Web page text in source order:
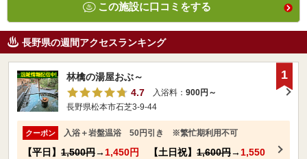
この施設に口コミをする
長野県の週間アクセスランキング
林檎の湯屋おぶ～
4.7
入浴料： 900円～
長野県松本市石芝3-9-44
クーポン 入浴＋岩盤温浴 50円引き ※繁忙期利用不可
【平日】 1,500円→ 1,450円 【土日祝】 1,600円→ 1,550
1